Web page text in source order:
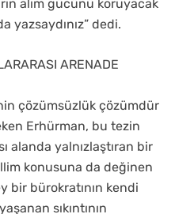
alım gücünü koruyacak
yazsaydınız” dedi.
ARENADE
çözümsüzlük çözümdür
Erhürman, bu tezin
alanda yalnızlaştıran bir
konusuna da değinen
bir bürokratının kendi
sıkıntının